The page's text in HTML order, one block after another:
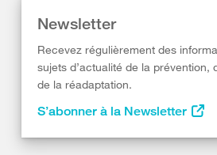
Newsletter
Recevez régulièrement des
sujets d’actualité de la prévention,
de la réadaptation.
S’abonner à la Newsletter